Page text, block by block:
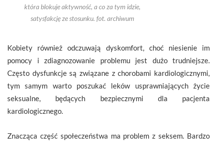
która blokuje aktywność, a co za tym idzie,
satysfakcję ze stosunku. fot. archiwum
Kobiety również odczuwają dyskomfort, choć niesienie im
pomocy i zdiagnozowanie problemu jest dużo trudniejsze.
Często dysfunkcje są związane z chorobami kardiologicznymi,
tym samym warto poszukać leków usprawniających życie
seksualne, będących bezpiecznymi dla pacjenta
kardiologicznego.
Znacząca część społeczeństwa ma problem z seksem. Bardzo